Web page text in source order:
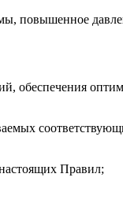
повышенное
обеспечения
Правил;